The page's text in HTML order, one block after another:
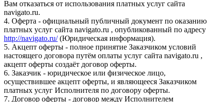
Вам отказаться от использования платных услуг сайта
navigato.ru.
4. Оферта - официальный публичный документ по оказанию
платных услуг сайта navigato.ru , опубликованный по адресу
http://navigato.ru/(Юридическая информация).
5. Акцепт оферты - полное принятие Заказчиком условий
настоящего договора путём оплаты услуг сайта navigato.ru ,
акцепт оферты создаёт договор оферты.
6. Заказчик - юридическое или физическое лицо,
осуществившее акцепт оферты, и являющееся Заказчиком
платных услуг Исполнителя по договору оферты.
7. Договор оферты - договор между Исполнителем